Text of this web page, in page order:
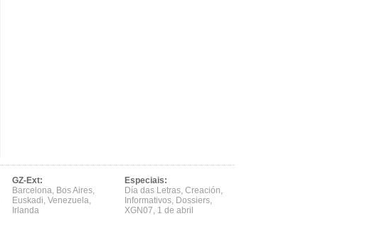
GZ-Ext:
Barcelona, Bos Aires,
Euskadi, Venezuela,
Irlanda
Especiais:
Día das Letras, Creación,
Informativos, Dossiers,
XGN07, 1 de abril